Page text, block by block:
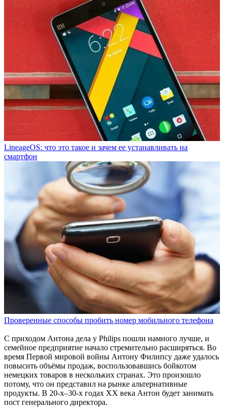
LineageOS: что это такое и зачем ее устанавливать на
смартфон
Проверенные способы пробить номер мобильного телефона
С приходом Антона дела у Philips пошли намного лучше, и
семейное предприятие начало стремительно расширяться. Во
время Первой мировой войны Антону Филипсу даже удалось
повысить объёмы продаж, воспользовавшись бойкотом
немецких товаров в нескольких странах. Это произошло
потому, что он представил на рынке альтернативные
продукты. В 20-х–30-х годах XX века Антон будет занимать
пост генерального директора.